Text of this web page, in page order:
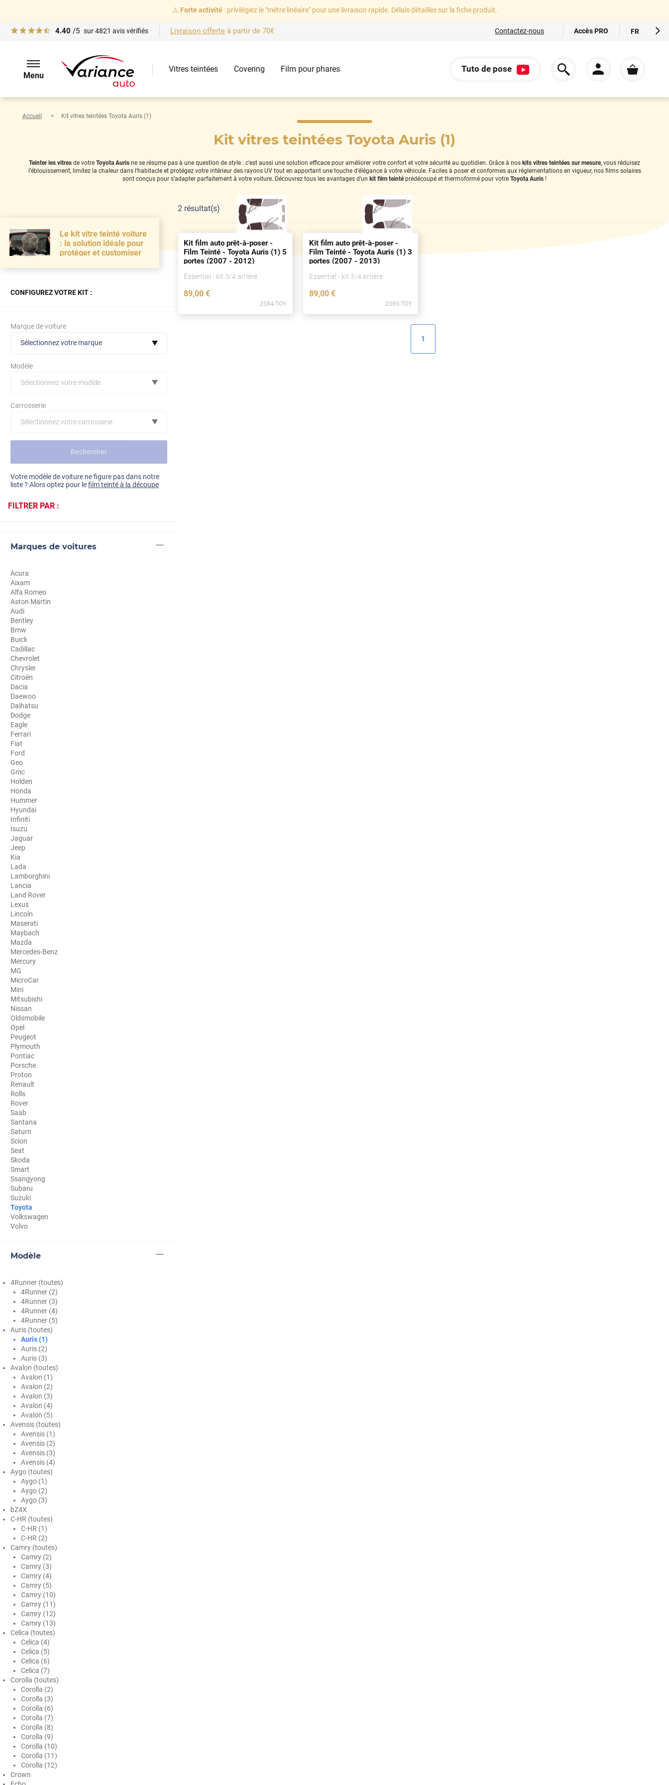
⚠️ Forte activité: privilégiez le "mètre linéaire" pour une livraison rapide. Délais détaillés sur la fiche produit.
4.40 /5 sur4821 avis vérifiés Livraison offerteà partir de 70€ Contactez-nous Accès PRO FR
DE
Menu
Vitres teintées Covering Film pour phares Tuto de pose
Accueil Kit vitres teintées Toyota Auris (1)
Kit vitres teintées Toyota Auris (1)
Teinter les vitres de votre Toyota Auris ne se résume pas à une question de style : c'est aussi une solution efficace pour améliorer votre confort et votre sécurité au quotidien. Grâce à nos kits vitres teintées sur mesure, vous réduisez
l’éblouissement, limitez la chaleur dans l’habitacle et protégez votre intérieur des rayons UV tout en apportant une touche d’élégance à votre véhicule. Faciles à poser et conformes aux réglementations en vigueur, nos films solaires
sont conçus pour s’adapter parfaitement à votre voiture. Découvrez tous les avantages d’un kit film teintéprédécoupé et thermoformé pour votre Toyota Auris !
Le kit vitre teinté voiture
: la solution idéale pour
protéger et customiser
CONFIGUREZ VOTRE KIT :
Marque de voiture
Sélectionnez votre marque
Honda
Kia
Mercedes-Benz
Mini
Nissan
Opel
Peugeot
Porsche
Renault
Seat
Skoda
Tesla
Toyota
Volkswagen
Acura
Aixam
Alfa Romeo
Alpine
Aston Martin
Audi
Bentley
Bmw
Buick
Byd
Cadillac
Changan
Chevrolet
Chrysler
Citroën
Cupra
Dacia
Daewoo
Daihatsu
Dodge
Dongfeng
Eagle
Ferrari
Fiat
Fisker
Ford
Foton
Gac
Geely
Genesis
Geo
Gmc
Great
Grecav
Gwm
Holden
Honda
Hummer
Hyundai
Ineos
Infiniti
Isuzu
Iveco
Jaecoo
Jaguar
Jeep
Jetour
Kandi
Modèle
Sélectionnez votre modèle
Carrosserie
Sélectionnez votre carrosserie
Voir tout
Rechercher
Votre modèle de voiture ne figure pas dans notre
liste ? Alors optez pour lefilm teinté à la découpe
FILTRER PAR :
Marques de voitures
Acura
Aixam
Alfa Romeo
Aston Martin
Audi
Bentley
Bmw
Buick
Cadillac
Chevrolet
Chrysler
Citroën
Dacia
Daewoo
Daihatsu
Dodge
Eagle
Ferrari
Fiat
Ford
Geo
Gmc
Holden
Honda
Hummer
Hyundai
Infiniti
Isuzu
Jaguar
Jeep
Kia
Lada
Lamborghini
Lancia
Land Rover
Lexus
Lincoln
Maserati
Maybach
Mazda
Mercedes-Benz
Mercury
MG
MicroCar
Mini
Mitsubishi
Nissan
Oldsmobile
Opel
Peugeot
Plymouth
Pontiac
Porsche
Proton
Renault
Rolls
Rover
Saab
Santana
Saturn
Scion
Seat
Skoda
Smart
Ssangyong
Subaru
Suzuki
Toyota
Volkswagen
Volvo
Modèle
4Runner (toutes)
4Runner (2)
4Runner (3)
4Runner (4)
4Runner (5)
Auris (toutes)
Auris (1)
Auris (2)
Auris (3)
Avalon (toutes)
Avalon (1)
Avalon (2)
Avalon (3)
Avalon (4)
Avalon (5)
Avensis (toutes)
Avensis (1)
Avensis (2)
Avensis (3)
Avensis (4)
Aygo (toutes)
Aygo (1)
Aygo (2)
Aygo (3)
bZ4X
C-HR (toutes)
C-HR (1)
C-HR (2)
Camry (toutes)
Camry (2)
Camry (3)
Camry (4)
Camry (5)
Camry (10)
Camry (11)
Camry (12)
Camry (13)
Celica (toutes)
Celica (4)
Celica (5)
Celica (6)
Celica (7)
Corolla (toutes)
Corolla (2)
Corolla (3)
Corolla (6)
Corolla (7)
Corolla (8)
Corolla (9)
Corolla (10)
Corolla (11)
Corolla (12)
Crown
2 résultat(s)
Kit film auto prêt-à-poser -
Film Teinté - Toyota Auris (1) 5
portes(2007 - 2012)
Essentiel - kit 3/4 arrière
89,00 €
2384-TOY
Kit film auto prêt-à-poser -
Film Teinté - Toyota Auris (1) 3
portes(2007 - 2013)
Essentiel - kit 3/4 arrière
89,00 €
2385-TOY
1